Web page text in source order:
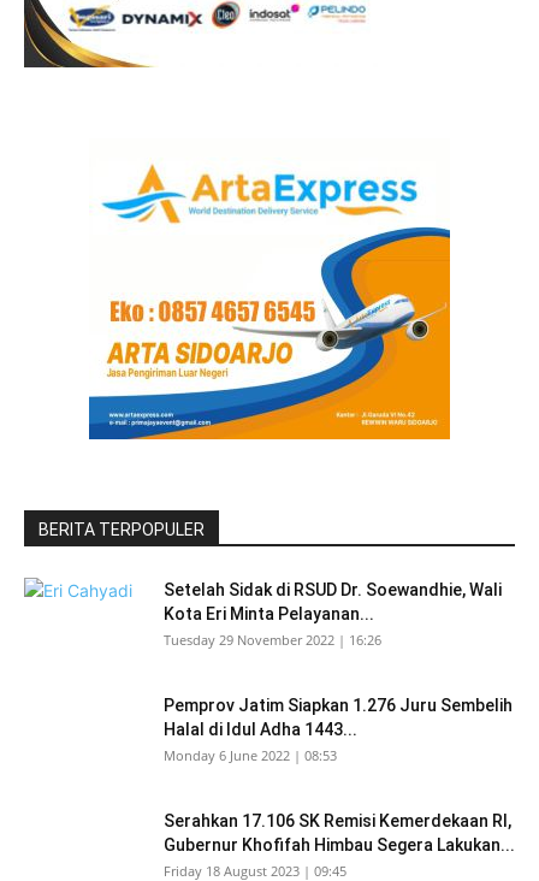
BERITA TERPOPULER
Setelah Sidak di RSUD Dr. Soewandhie, Wali
Kota Eri Minta Pelayanan...
Tuesday 29 November 2022 | 16:26
Pemprov Jatim Siapkan 1.276 Juru Sembelih
Halal di Idul Adha 1443...
Monday 6 June 2022 | 08:53
Serahkan 17.106 SK Remisi Kemerdekaan RI,
Gubernur Khofifah Himbau Segera Lakukan...
Friday 18 August 2023 | 09:45